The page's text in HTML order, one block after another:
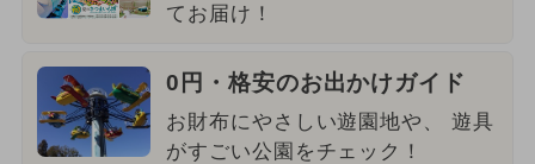
てお届け！
0円・格安のお出かけガイド
お財布にやさしい遊園地や、 遊具
がすごい公園をチェック！